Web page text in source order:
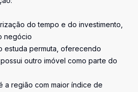
do tempo e do investimento,
negócio
estuda permuta, oferecendo
outro imóvel como parte do
a região com maior índice de